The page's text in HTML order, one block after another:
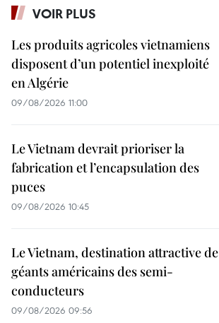
VOIR PLUS
Les produits agricoles vietnamiens
disposent d’un potentiel inexploité
en Algérie
09/08/2026 11:00
Le Vietnam devrait prioriser la
fabrication et l’encapsulation des
puces
09/08/2026 10:45
Le Vietnam, destination attractive de
géants américains des semi-
conducteurs
09/08/2026 09:56